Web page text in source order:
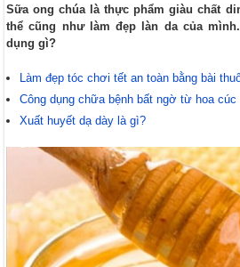
Sữa ong chúa là thực phẩm giàu chất
thể cũng như làm đẹp làn da của
dụng gì?
Làm đẹp tóc chơi tết an toàn bằng bài
Công dụng chữa bệnh bất ngờ từ hoa cúc
Xuất huyết dạ dày là gì?